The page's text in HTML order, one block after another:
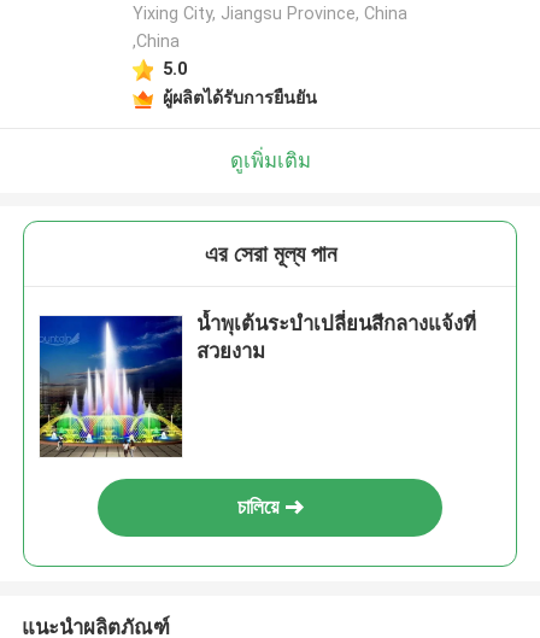
Yixing City, Jiangsu Province, China
,China
5.0
ผู้ผลิตได้รับการยืนยัน
ดูเพิ่มเติม
এর সেরা মূল্য পান
น้ำพุเต้นระบำเปลี่ยนสีกลางแจ้งที่
สวยงาม
চালিয়ে
แนะนำผลิตภัณฑ์